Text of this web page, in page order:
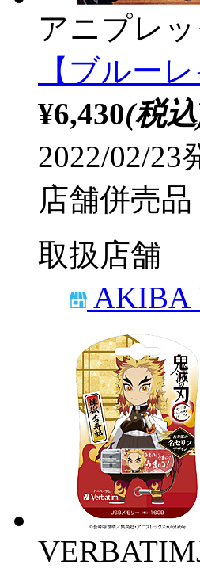
アニプレ
【ブルー
¥6,430(税
2022/02/23
店舗併売品
取扱店舗
AKIBA